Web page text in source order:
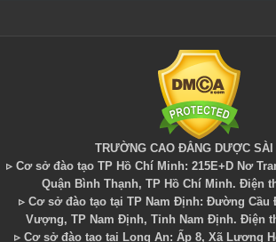
TRƯỜNG CAO ĐẲNG DƯỢC SÀI
▹ Cơ sở đào tạo TP Hồ Chí Minh: 215E+D Nơ
Quận Bình Thạnh, TP Hồ Chí Minh. Điện
▹ Cơ sở đào tạo tại TP Nam Định: Đường
Vượng, TP Nam Định, Tỉnh Nam Định. Điện
▹ Cơ sở đào tạo tại Long An: Ấp 8, Xã Lương